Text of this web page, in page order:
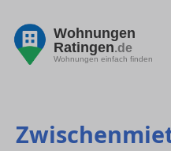
Wohnungen
Ratingen.de
Wohnungen einfach finden